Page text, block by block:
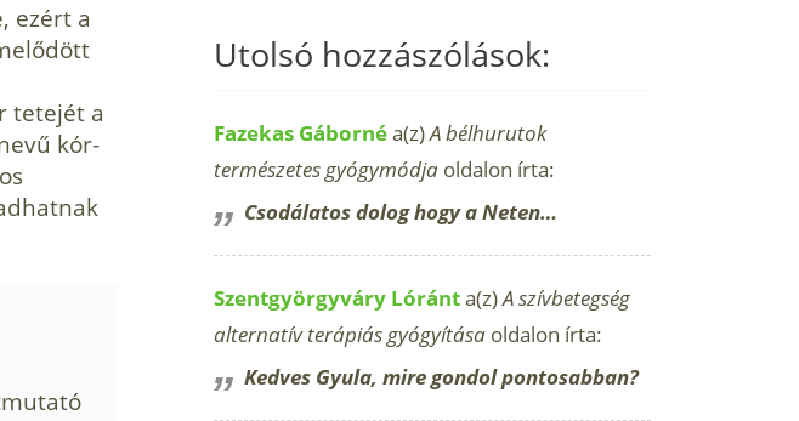
ezért a
tetejét a
kór­
Utolsó hozzászólások:
Fazekas Gábornéa(z)A bélhurutok
természetes gyógymódja oldalon írta:
Csodálatos dolog hogy a Neten…
Szentgyörgyváry Lóránta(z)A szívbetegség
alternatív terápiás gyógyítása oldalon írta:
Kedves Gyula, mire gondol pontosabban?